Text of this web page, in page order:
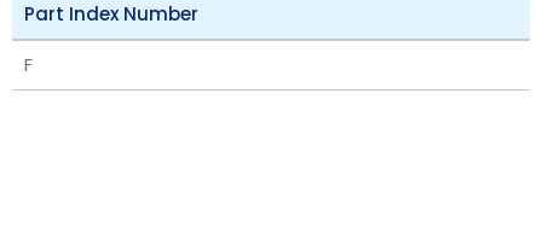
Part Index Number
F